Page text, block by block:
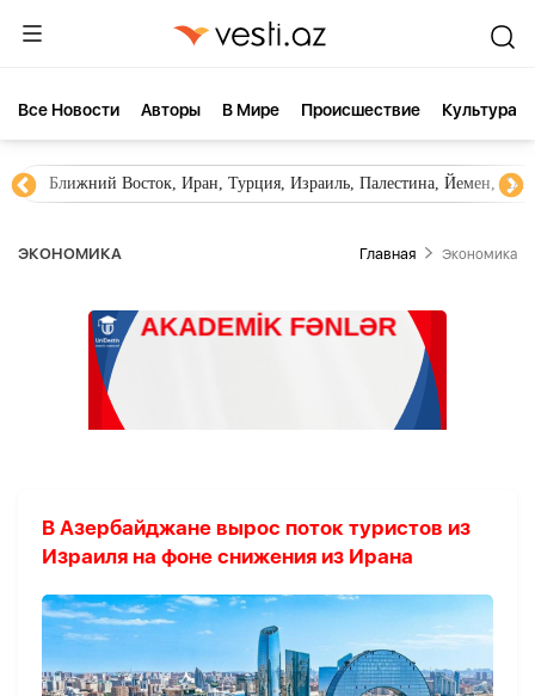
Все Новости Aвторы В Мире Происшествие Культура
Ближний Восток, Иран, Турция, Израиль, Палестина, Йемен,
ЭКОНОМИКА Главная Экономика
В Азербайджане вырос поток туристов из
Израиля на фоне снижения из Ирана